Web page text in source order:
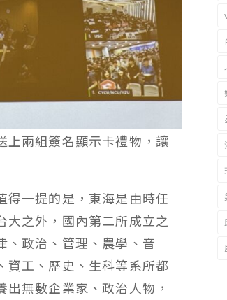
上兩組簽名顯示卡禮物，讓
得一提的是，東海是由時任
大之外，國內第二所成立之
、政治、管理、農學、音
資工、歷史、生科等系所都
無數企業家、政治人物，